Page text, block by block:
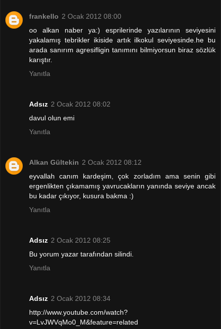
frankello 2 Ocak 2012 08:00
oo alkan naber ya:) esprilerinde yazılarının seviyesini
yakalamış tebrikler ikiside artık ilkokul seviyesinde.he bu
arada sanırım agresifligin tanımını bilmiyorsun biraz sözlük
karıştır.
Yanıtla
Adsız 2 Ocak 2012 08:02
davul olun emi
Yanıtla
Alkan Gültekin 2 Ocak 2012 08:12
eyvallah canım kardeşim, çok zorladım ama senin gibi
ergenlikten çıkamamış yavrucakların yanında seviye ancak
bu kadar çıkıyor, kusura bakma :)
Yanıtla
Adsız 2 Ocak 2012 08:25
Bu yorum yazar tarafından silindi.
Yanıtla
Adsız 2 Ocak 2012 08:34
http://www.youtube.com/watch?
v=LvJWVqMo0_M&feature=related